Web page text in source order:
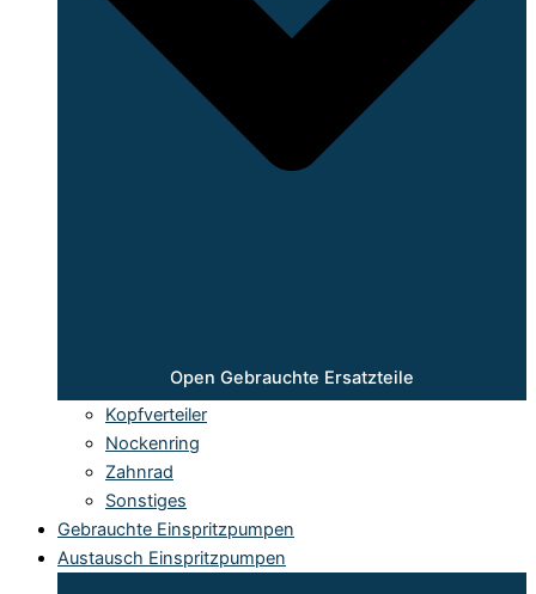
Open Gebrauchte Ersatzteile
Kopfverteiler
Nockenring
Zahnrad
Sonstiges
Gebrauchte Einspritzpumpen
Austausch Einspritzpumpen